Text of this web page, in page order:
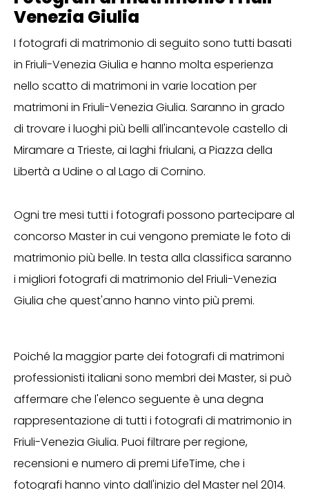
Venezia Giulia
I fotografi di matrimonio di seguito sono tutti basati
in Friuli-Venezia Giulia e hanno molta esperienza
nello scatto di matrimoni in varie location per
matrimoni in Friuli-Venezia Giulia. Saranno in grado
di trovare i luoghi più belli all'incantevole castello di
Miramare a Trieste, ai laghi friulani, a Piazza della
Libertà a Udine o al Lago di Cornino.
Ogni tre mesi tutti i fotografi possono partecipare al
concorso Master in cui vengono premiate le foto di
matrimonio più belle. In testa alla classifica saranno
i migliori fotografi di matrimonio del Friuli-Venezia
Giulia che quest'anno hanno vinto più premi.
Poiché la maggior parte dei fotografi di matrimoni
professionisti italiani sono membri dei Master, si può
affermare che l'elenco seguente è una degna
rappresentazione di tutti i fotografi di matrimonio in
Friuli-Venezia Giulia. Puoi filtrare per regione,
recensioni e numero di premi LifeTime, che i
fotografi hanno vinto dall'inizio del Master nel 2014.